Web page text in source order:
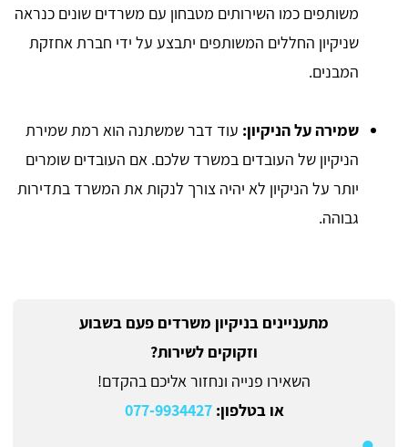
משותפים כמו השירותים מטבחון עם משרדים שונים כנראה
שניקיון החללים המשותפים יתבצע על ידי חברת אחזקת
המבנים.
שמירה על הניקיון: עוד דבר שמשתנה הוא רמת שמירת
הניקיון של העובדים במשרד שלכם. אם העובדים שומרים
יותר על הניקיון לא יהיה צורך לנקות את המשרד בתדירות
גבוהה.
מתעניינים בניקיון משרדים פעם בשבוע
וזקוקים לשירות?
השאירו פנייה ונחזור אליכם בהקדם!
או בטלפון:077-9934427